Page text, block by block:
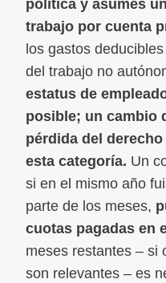
política y asumes
trabajo por cuenta
los gastos
del trabajo no
estatus de
posible; un cambio
pérdida del
esta categoría. Un
si en el mismo año
parte de los meses,
cuotas pagadas en
meses restantes – si
son relevantes – es